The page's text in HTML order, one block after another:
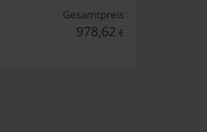
Gesamtpreis
978,62 €